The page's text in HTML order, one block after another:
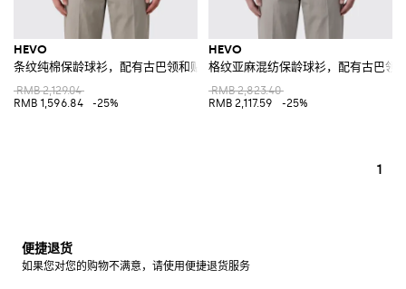
HEVO
条纹纯棉保龄球衫，配有古巴领和贴袋
RMB 2,129.04
RMB 1,596.84
-25%
HEVO
格纹亚麻混纺保龄球衫，配有古巴领
RMB 2,823.40
RMB 2,117.59
-25%
1
便捷退货
如果您对您的购物不满意，请使用便捷退货服务